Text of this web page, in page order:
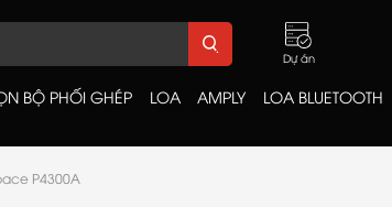
Dự án
BỘ PHỐI GHÉP LOA AMPLY LOA BLUETOOTH
P4300A